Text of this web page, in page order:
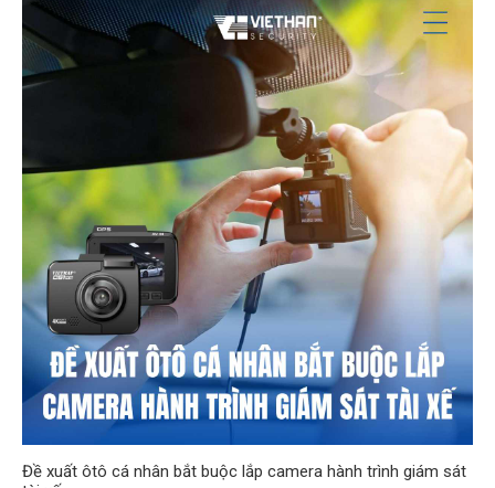
Đề xuất ôtô cá nhân bắt buộc lắp camera hành trình giám sát